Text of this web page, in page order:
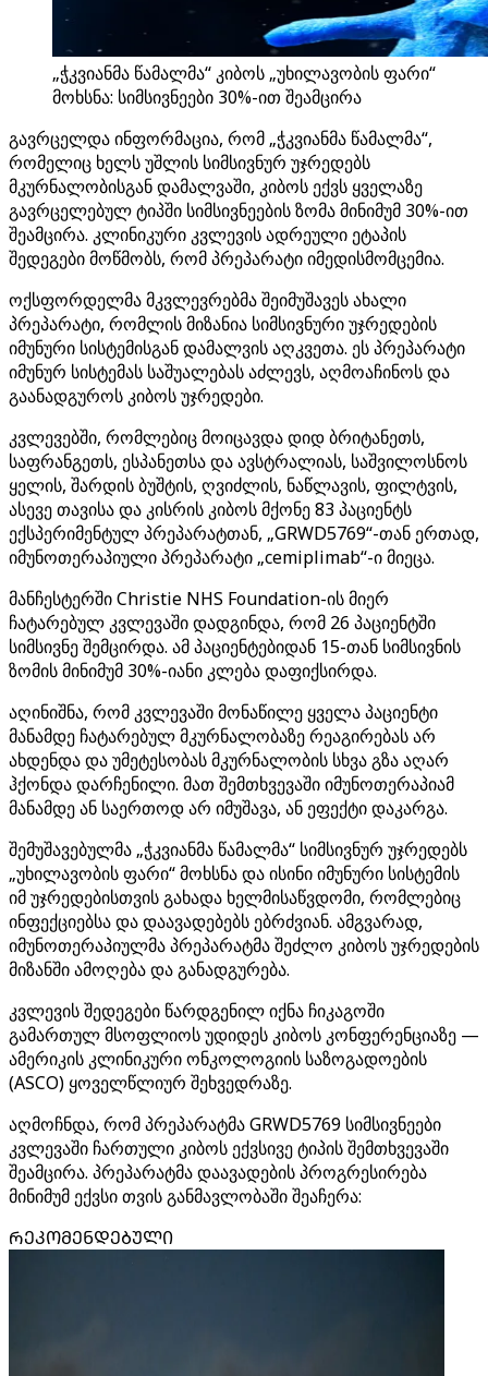
„ჭკვიანმა წამალმა“ კიბოს „უხილავობის ფარი“
მოხსნა: სიმსივნეები 30%-ით შეამცირა
გავრცელდა ინფორმაცია, რომ „ჭკვიანმა წამალმა“,
რომელიც ხელს უშლის სიმსივნურ უჯრედებს
მკურნალობისგან დამალვაში, კიბოს ექვს ყველაზე
გავრცელებულ ტიპში სიმსივნეების ზომა მინიმუმ 30%-ით
შეამცირა. კლინიკური კვლევის ადრეული ეტაპის
შედეგები მოწმობს, რომ პრეპარატი იმედისმომცემია.
ოქსფორდელმა მკვლევრებმა შეიმუშავეს ახალი
პრეპარატი, რომლის მიზანია სიმსივნური უჯრედების
იმუნური სისტემისგან დამალვის აღკვეთა. ეს პრეპარატი
იმუნურ სისტემას საშუალებას აძლევს, აღმოაჩინოს და
გაანადგუროს კიბოს უჯრედები.
კვლევებში, რომლებიც მოიცავდა დიდ ბრიტანეთს,
საფრანგეთს, ესპანეთსა და ავსტრალიას, საშვილოსნოს
ყელის, შარდის ბუშტის, ღვიძლის, ნაწლავის, ფილტვის,
ასევე თავისა და კისრის კიბოს მქონე 83 პაციენტს
ექსპერიმენტულ პრეპარატთან, „GRWD5769“-თან ერთად,
იმუნოთერაპიული პრეპარატი „cemiplimab“-ი მიეცა.
მანჩესტერში Christie NHS Foundation-ის მიერ
ჩატარებულ კვლევაში დადგინდა, რომ 26 პაციენტში
სიმსივნე შემცირდა. ამ პაციენტებიდან 15-თან სიმსივნის
ზომის მინიმუმ 30%-იანი კლება დაფიქსირდა.
აღინიშნა, რომ კვლევაში მონაწილე ყველა პაციენტი
მანამდე ჩატარებულ მკურნალობაზე რეაგირებას არ
ახდენდა და უმეტესობას მკურნალობის სხვა გზა აღარ
ჰქონდა დარჩენილი. მათ შემთხვევაში იმუნოთერაპიამ
მანამდე ან საერთოდ არ იმუშავა, ან ეფექტი დაკარგა.
შემუშავებულმა „ჭკვიანმა წამალმა“ სიმსივნურ უჯრედებს
„უხილავობის ფარი“ მოხსნა და ისინი იმუნური სისტემის
იმ უჯრედებისთვის გახადა ხელმისაწვდომი, რომლებიც
ინფექციებსა და დაავადებებს ებრძვიან. ამგვარად,
იმუნოთერაპიულმა პრეპარატმა შეძლო კიბოს უჯრედების
მიზანში ამოღება და განადგურება.
კვლევის შედეგები წარდგენილ იქნა ჩიკაგოში
გამართულ მსოფლიოს უდიდეს კიბოს კონფერენციაზე —
ამერიკის კლინიკური ონკოლოგიის საზოგადოების
(ASCO) ყოველწლიურ შეხვედრაზე.
აღმოჩნდა, რომ პრეპარატმა GRWD5769 სიმსივნეები
კვლევაში ჩართული კიბოს ექვსივე ტიპის შემთხვევაში
შეამცირა. პრეპარატმა დაავადების პროგრესირება
მინიმუმ ექვსი თვის განმავლობაში შეაჩერა:
ᲠᲔᲙᲝᲛᲔᲜᲓᲔᲑᲣᲚᲘ